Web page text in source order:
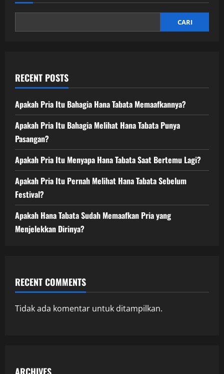
CARI
RECENT POSTS
Apakah Pria Itu Bahagia Hana Tabata Memaafkannya?
Apakah Pria Itu Bahagia Melihat Hana Tabata Punya
Pasangan?
Apakah Pria Itu Menyapa Hana Tabata Saat Bertemu Lagi?
Apakah Pria Itu Pernah Melihat Hana Tabata Sebelum
Festival?
Apakah Hana Tabata Sudah Memaafkan Pria yang
Menjelekkan Dirinya?
RECENT COMMENTS
Tidak ada komentar untuk ditampilkan.